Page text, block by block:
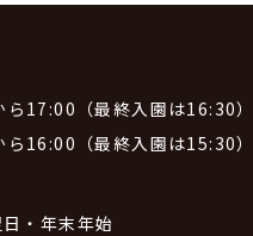
17:00（最終入園は16:30）
16:00（最終入園は15:30）
・年末年始